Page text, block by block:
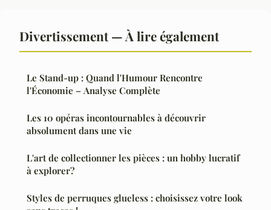
Divertissement — À lire également
Le Stand-up : Quand l'Humour Rencontre
l'Économie – Analyse Complète
Les 10 opéras incontournables à découvrir
absolument dans une vie
L'art de collectionner les pièces : un hobby lucratif
à explorer?
Styles de perruques glueless : choisissez votre look